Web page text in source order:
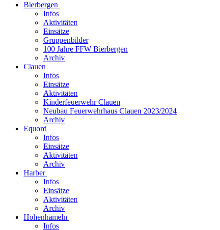
Bierbergen
Infos
Aktivitäten
Einsätze
Gruppenbilder
100 Jahre FFW Bierbergen
Archiv
Clauen
Infos
Einsätze
Aktivitäten
Kinderfeuerwehr Clauen
Neubau Feuerwehrhaus Clauen 2023/2024
Archiv
Equord
Infos
Einsätze
Aktivitäten
Archiv
Harber
Infos
Einsätze
Aktivitäten
Archiv
Hohenhameln
Infos